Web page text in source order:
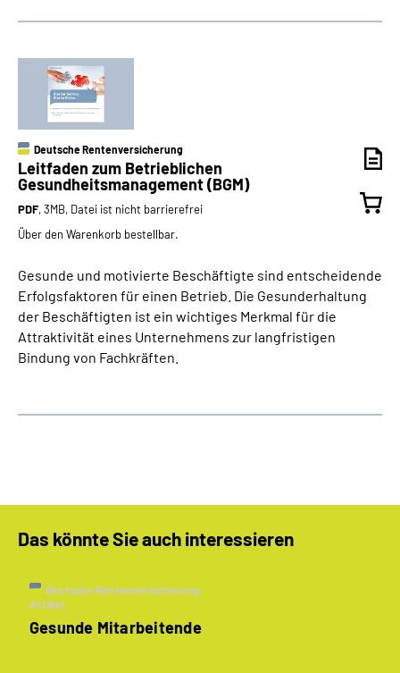
Deutsche Rentenversicherung
Leitfaden zum Betrieblichen
Gesundheitsmanagement (BGM)
PDF, 3MB, Datei ist nicht barrierefrei
Über den Warenkorb bestellbar.
Gesunde und motivierte Beschäftigte sind entscheidende
Erfolgsfaktoren für einen Betrieb. Die Gesunderhaltung
der Beschäftigten ist ein wichtiges Merkmal für die
Attraktivität eines Unternehmens zur langfristigen
Bindung von Fachkräften.
Das könnte Sie auch interessieren
Deutsche Rentenversicherung
Artikel
Gesunde ­Mitarbeitende